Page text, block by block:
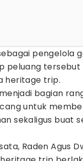
pengelola
peluang
heritage trip.
bagian
untuk
sekaligus buat
Raden Agus